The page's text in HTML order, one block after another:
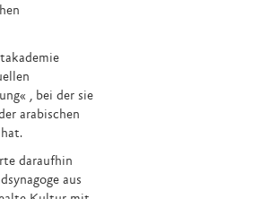
, bei der sie
arabischen
daraufhin
aus